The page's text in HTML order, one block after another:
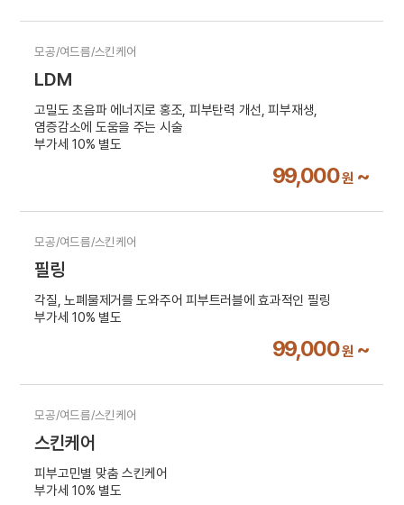
모공/여드름/스킨케어
LDM
고밀도 초음파 에너지로 홍조, 피부탄력 개선, 피부재생,
염증감소에 도움을 주는 시술
부가세 10% 별도
99,000원 ~
모공/여드름/스킨케어
필링
각질, 노폐물제거를 도와주어 피부트러블에 효과적인 필링
부가세 10% 별도
99,000원 ~
모공/여드름/스킨케어
스킨케어
피부고민별 맞춤 스킨케어
부가세 10% 별도